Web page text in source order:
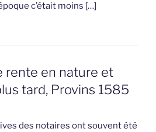
c’était moins […]
rente en nature et
tard, Provins 1585
des notaires ont souvent été